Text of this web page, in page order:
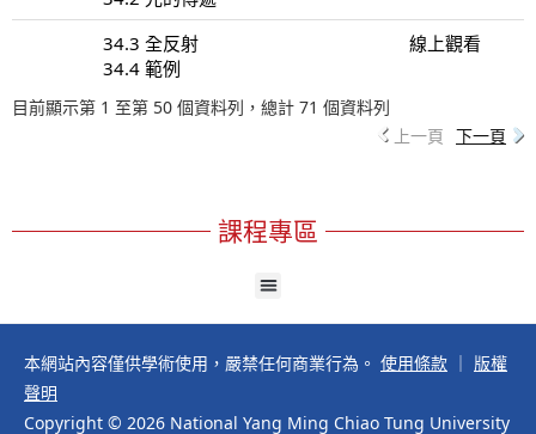
34.3 全反射
34.4 範例
線上觀看
目前顯示第 1 至第 50 個資料列，總計 71 個資料列
上一頁 下一頁
課程專區
本網站內容僅供學術使用，嚴禁任何商業行為。 使用條款
版權
聲明
Copyright © 2026 National Yang Ming Chiao Tung University